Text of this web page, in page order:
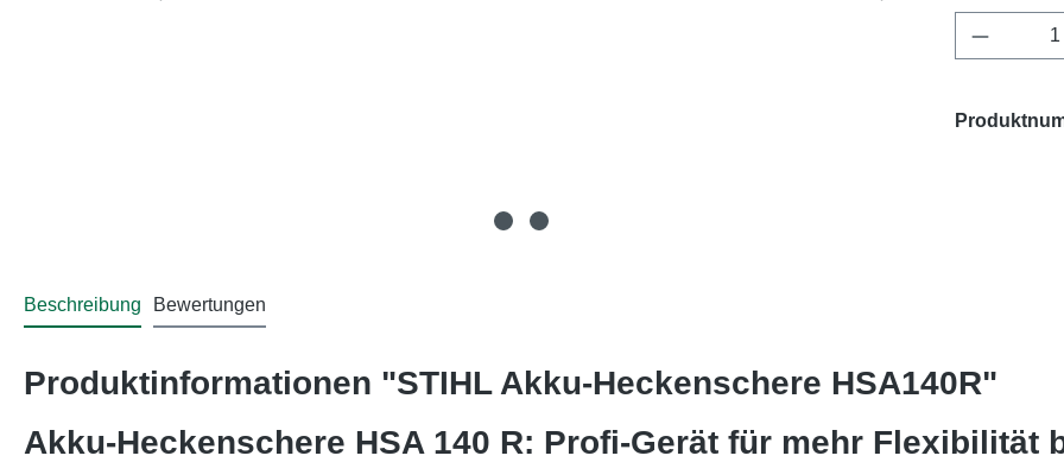
Beschreibung Bewertungen
Produktinformationen "STIHL Akku-Heckenschere HSA140R"
Akku-Heckenschere HSA 140 R: Profi-Gerät für mehr Flexibilität